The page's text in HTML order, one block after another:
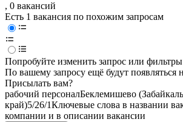
, 0 вакансий
Есть 1 вакансия по похожим запросам
Попробуйте изменить запрос или фильтры
По вашему запросу ещё будут появляться
Присылать вам?
рабочий персоналБеклемишево
край)5/26/1Ключевые слова в названии
компании и в описании вакансии